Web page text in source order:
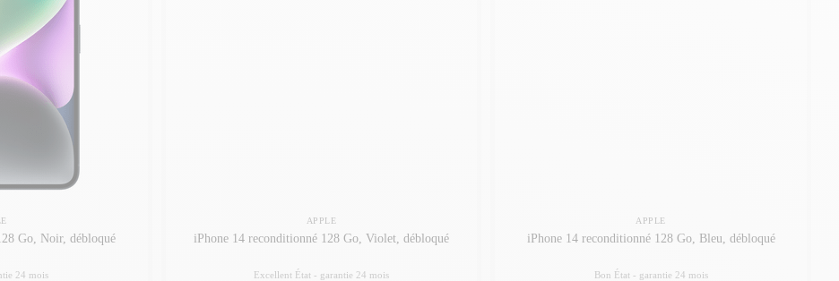
Go, Noir, débloqué
24 mois
APPLE
iPhone 14 reconditionné 128 Go, Violet, débloqué
Excellent État - garantie 24 mois
APPLE
iPhone 14 reconditionné 128 Go, Bleu, débloqué
Bon État - garantie 24 mois